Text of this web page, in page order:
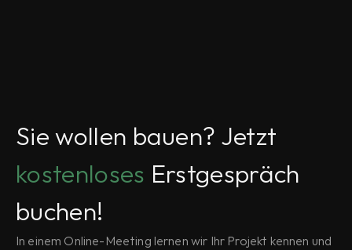
kostenloses Erstgespräch
buchen!
In einem Online-Meeting lernen wir Ihr Projekt kennen und